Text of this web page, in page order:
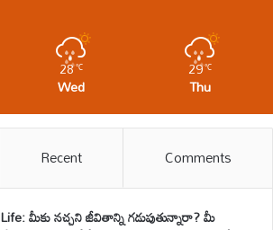
28℃
Wed
29℃
Thu
Recent Comments
Life: మీకు నచ్చని జీవితాన్ని గడుపుతున్నారా? మీ